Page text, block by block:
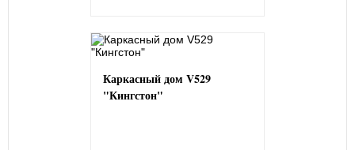
Каркасный дом V529
"Кингстон"